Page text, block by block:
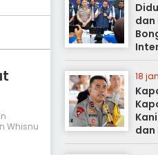
Whisnu
dan
18
dan